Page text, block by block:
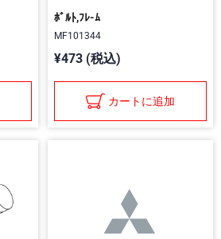
ﾎﾞﾙﾄ,ﾌﾚ-ﾑ
MF101344
¥473 (税込)
カートに追加